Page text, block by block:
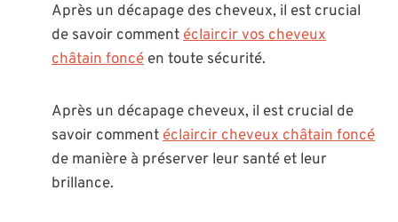
Après un décapage des cheveux, il est crucial
de savoir commentéclaircir vos cheveux
châtain foncé en toute sécurité.
Après un décapage cheveux, il est crucial de
savoir commentéclaircir cheveux châtain foncé
de manière à préserver leur santé et leur
brillance.